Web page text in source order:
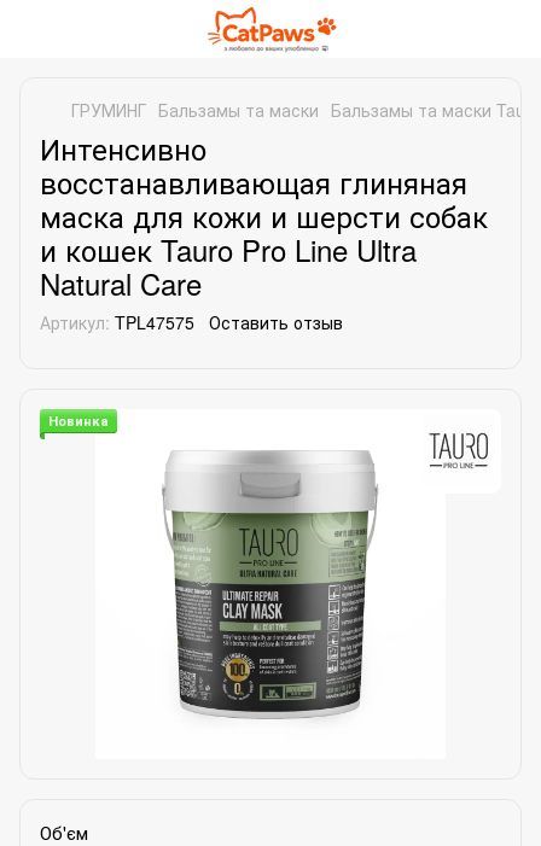
ГРУМИНГ Бальзамы та маски Бальзамы та маски
Интенсивно
восстанавливающая глиняная
маска для кожи и шерсти собак
и кошек Tauro Pro Line Ultra
Natural Care
Артикул: TPL47575 Оставить отзыв
Новинка
Об'єм